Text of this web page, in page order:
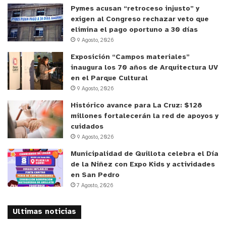
cuidadores. Todo esto lleva a que la persona con
TEA se descompense, se estrese y presente
alteraciones en su conducta y en el ánimo.
Considerando esta realidad, el gobierno decretó
un permiso especial de desplazamiento para las
personas con Trastornos del Espectro Autista en
cuarentena.
Por otra parte, la profesional enfatizó que es
importante tener presente que toda la familia se
verá afectada por la emergencia sanitaria que
vivimos, pero más aún en contexto de cuarentena
obligatoria, especialmente los niños y jóvenes con
TEA. Por ello, recomendó tener presente algunas
tiempo de mejor manera, tanto al niño como a su
familia.
Pymes acusan “retroceso injusto” y
exigen al Congreso rechazar veto que
elimina el pago oportuno a 30 días
9 Agosto, 2026
Exposición “Campos materiales”
inaugura los 70 años de Arquitectura UV
en el Parque Cultural
9 Agosto, 2026
Histórico avance para La Cruz: $128
millones fortalecerán la red de apoyos y
cuidados
9 Agosto, 2026
Municipalidad de Quillota celebra el Día
de la Niñez con Expo Kids y actividades
en San Pedro
7 Agosto, 2026
Ultimas noticias